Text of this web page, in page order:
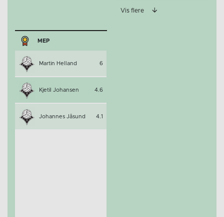
Vis flere
MEP
Martin Helland 6
Kjetil Johansen 4.6
Johannes Jåsund 4.1